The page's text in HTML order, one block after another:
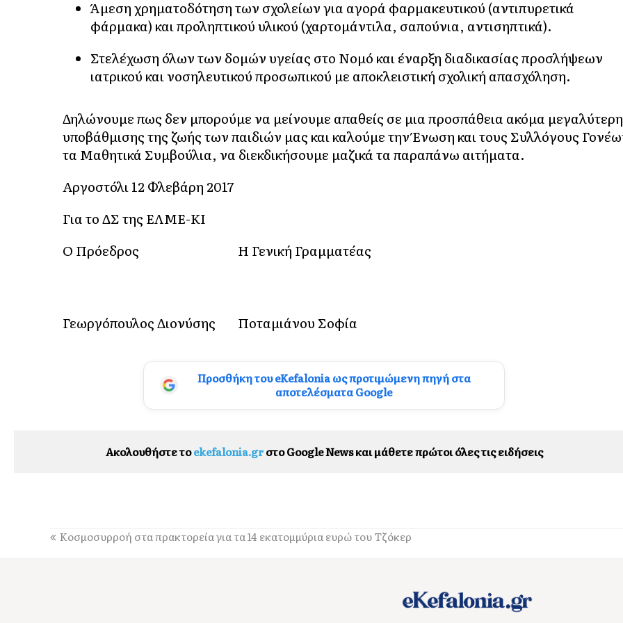
Άμεση χρηματοδότηση των σχολείων για αγορά φαρμακευτικού (αντιπυρετικά
φάρμακα) και προληπτικού υλικού (χαρτομάντιλα, σαπούνια, αντισηπτικά).
Στελέχωση όλων των δομών υγείας στο Νομό και έναρξη διαδικασίας προσλήψεων
ιατρικού και νοσηλευτικού προσωπικού με αποκλειστική σχολική απασχόληση.
Δηλώνουμε πως δεν μπορούμε να μείνουμε απαθείς σε μια προσπάθεια ακόμα
υποβάθμισης της ζωής των παιδιών μας και καλούμε την Ένωση και τους Συλλόγους
τα Μαθητικά Συμβούλια, να διεκδικήσουμε μαζικά τα παραπάνω αιτήματα.
Αργοστόλι 12 Φλεβάρη 2017
Για το ΔΣ της ΕΛΜΕ-ΚΙ
Ο Πρόεδρος
Η Γενική Γραμματέας
Γεωργόπουλος Διονύσης Ποταμιάνου Σοφία
Προσθήκη του eKefalonia ως προτιμώμενη πηγή στα
αποτελέσματα Google
Ακολουθήστε τοekefalonia.grστο Google News και μάθετε πρώτοι όλες τις ειδήσεις
Κοσμοσυρροή στα πρακτορεία για τα 14 εκατομμύρια ευρώ του Τζόκερ